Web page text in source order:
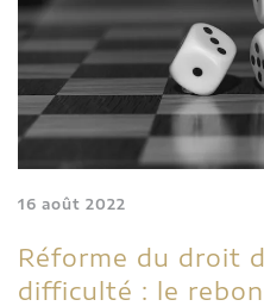
16 août 2022
Réforme du droit
difficulté : le